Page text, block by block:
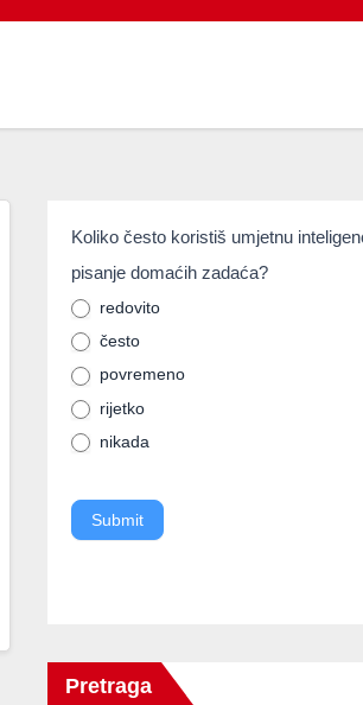
umjetnainteligencija
Koliko često koristiš umjetnu
pisanje domaćih zadaća?
redovito
često
povremeno
rijetko
nikada
Submit
If you
are
human,
leave
this
field
blank.
Pretraga